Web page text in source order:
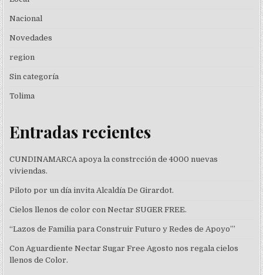
Nacional
Novedades
region
Sin categoría
Tolima
Entradas recientes
CUNDINAMARCA apoya la constrcción de 4000 nuevas
viviendas.
Piloto por un día invita Alcaldía De Girardot.
Cielos llenos de color con Nectar SUGER FREE.
“Lazos de Familia para Construir Futuro y Redes de Apoyo’”
Con Aguardiente Nectar Sugar Free Agosto nos regala cielos
llenos de Color.